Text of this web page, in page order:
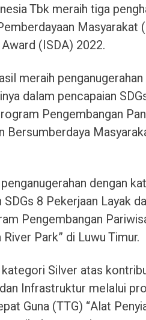
Tbk meraih tiga
Masyarakat
(ISDA) 2022.
meraih
dalam pencapaian
Pengembangan
Bersumberdaya
dengan
8 Pekerjaan Layak
Pengembangan
Park” di Luwu Timur.
Silver atas
Infrastruktur melalui
Guna (TTG) “Alat